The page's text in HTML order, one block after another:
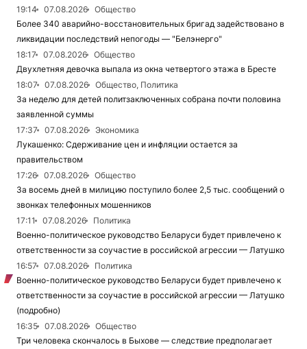
19:14
07.08.2026
Общество
Более 340 аварийно-восстановительных бригад задействовано в
ликвидации последствий непогоды — "Белэнерго"
18:17
07.08.2026
Общество
Двухлетняя девочка выпала из окна четвертого этажа в Бресте
18:07
07.08.2026
Общество, Политика
За неделю для детей политзаключенных собрана почти половина
заявленной суммы
17:37
07.08.2026
Экономика
Лукашенко: Сдерживание цен и инфляции остается за
правительством
17:26
07.08.2026
Общество
За восемь дней в милицию поступило более 2,5 тыс. сообщений о
звонках телефонных мошенников
17:11
07.08.2026
Политика
Военно-политическое руководство Беларуси будет привлечено к
ответственности за соучастие в российской агрессии — Латушко
16:57
07.08.2026
Политика
Военно-политическое руководство Беларуси будет привлечено к
ответственности за соучастие в российской агрессии — Латушко
(подробно)
16:35
07.08.2026
Общество
Три человека скончалось в Быхове — следствие предполагает